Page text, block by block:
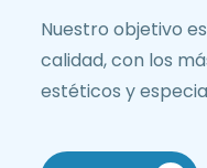
Nuestro objetivo
calidad, con los
estéticos y